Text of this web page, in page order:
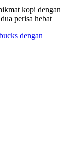
kopi dengan
perisa hebat
dengan